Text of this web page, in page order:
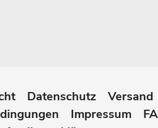
Datenschutz
Versand
Impressum